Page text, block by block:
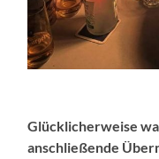
Glücklicherweise
anschließende